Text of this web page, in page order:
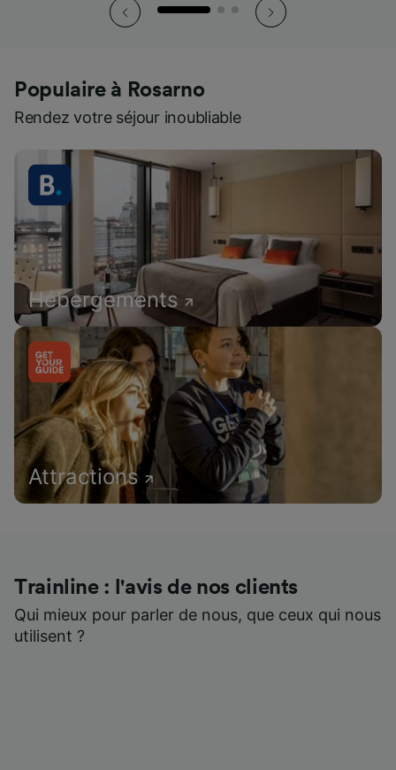
Populaire à Rosarno
Rendez votre séjour inoubliable
Hébergements
Attractions
Trainline : l'avis de nos clients
Qui mieux pour parler de nous, que ceux qui nous
utilisent ?